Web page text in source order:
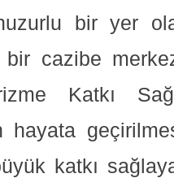
bir yer
cazibe
Katkı
hayata
katkı